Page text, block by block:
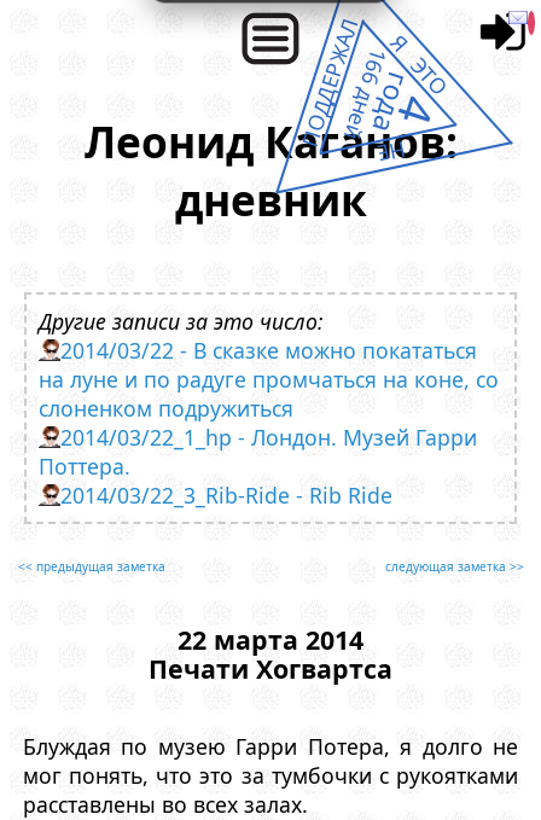
Леонид Каганов:
дневник
Другие записи за это число:
2014/03/22 - В сказке можно покататься
на луне и по радуге промчаться на коне, со
слоненком подружиться
2014/03/22_1_hp - Лондон. Музей Гарри
Поттера.
2014/03/22_3_Rib-Ride - Rib Ride
<< предыдущая заметка следующая заметка >>
22 марта 2014
Печати Хогвартса
Блуждая по музею Гарри Потера, я долго не
мог понять, что это за тумбочки с рукоятками
расставлены во всех залах.
Я ЭТО
НЕ
ПОДДЕРЖАЛ 4
года
166 дней